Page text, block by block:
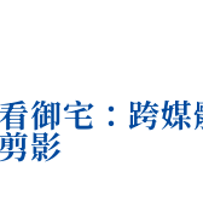
御宅：跨
影